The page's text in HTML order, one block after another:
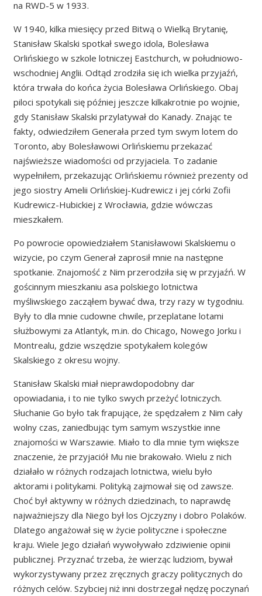
na RWD-5 w 1933.
W 1940, kilka miesięcy przed Bitwą o Wielką Brytanię,
Stanisław Skalski spotkał swego idola, Bolesława
Orlińskiego w szkole lotniczej Eastchurch, w południowo-
wschodniej Anglii. Odtąd zrodziła się ich wielka przyjaźń,
która trwała do końca życia Bolesława Orlińskiego. Obaj
piloci spotykali się później jeszcze kilkakrotnie po wojnie,
gdy Stanisław Skalski przylatywał do Kanady. Znając te
fakty, odwiedziłem Generała przed tym swym lotem do
Toronto, aby Bolesławowi Orlińskiemu przekazać
najświeższe wiadomości od przyjaciela. To zadanie
wypełniłem, przekazując Orlińskiemu również prezenty od
jego siostry Amelii Orlińskiej-Kudrewicz i jej córki Zofii
Kudrewicz-Hubickiej z Wrocławia, gdzie wówczas
mieszkałem.
Po powrocie opowiedziałem Stanisławowi Skalskiemu o
wizycie, po czym Generał zaprosił mnie na następne
spotkanie. Znajomość z Nim przerodziła się w przyjaźń. W
gościnnym mieszkaniu asa polskiego lotnictwa
myśliwskiego zacząłem bywać dwa, trzy razy w tygodniu.
Były to dla mnie cudowne chwile, przeplatane lotami
służbowymi za Atlantyk, m.in. do Chicago, Nowego Jorku i
Montrealu, gdzie wszędzie spotykałem kolegów
Skalskiego z okresu wojny.
Stanisław Skalski miał nieprawdopodobny dar
opowiadania, i to nie tylko swych przeżyć lotniczych.
Słuchanie Go było tak frapujące, że spędzałem z Nim cały
wolny czas, zaniedbując tym samym wszystkie inne
znajomości w Warszawie. Miało to dla mnie tym większe
znaczenie, że przyjaciół Mu nie brakowało. Wielu z nich
działało w różnych rodzajach lotnictwa, wielu było
aktorami i politykami. Polityką zajmował się od zawsze.
Choć był aktywny w różnych dziedzinach, to naprawdę
najważniejszy dla Niego był los Ojczyzny i dobro Polaków.
Dlatego angażował się w życie polityczne i społeczne
kraju. Wiele Jego działań wywoływało zdziwienie opinii
publicznej. Przyznać trzeba, że wierząc ludziom, bywał
wykorzystywany przez zręcznych graczy politycznych do
różnych celów. Szybciej niż inni dostrzegał nędzę poczynań